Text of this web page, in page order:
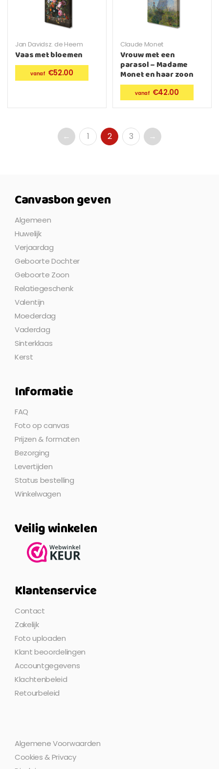
Jan Davidsz. de Heem
Vaas met bloemen
€52.00
Claude Monet
Vrouw met een
parasol – Madame
Monet en haar zoon
€42.00
← 1 2 3 →
Canvasbon geven
Algemeen
Huwelijk
Verjaardag
Geboorte Dochter
Geboorte Zoon
Relatiegeschenk
Valentijn
Moederdag
Vaderdag
Sinterklaas
Kerst
Informatie
FAQ
Foto op canvas
Prijzen & formaten
Bezorging
Levertijden
Status bestelling
Winkelwagen
Veilig winkelen
Klantenservice
Contact
Zakelijk
Foto uploaden
Klant beoordelingen
Accountgegevens
Klachtenbeleid
Retourbeleid
Algemene Voorwaarden
Cookies & Privacy